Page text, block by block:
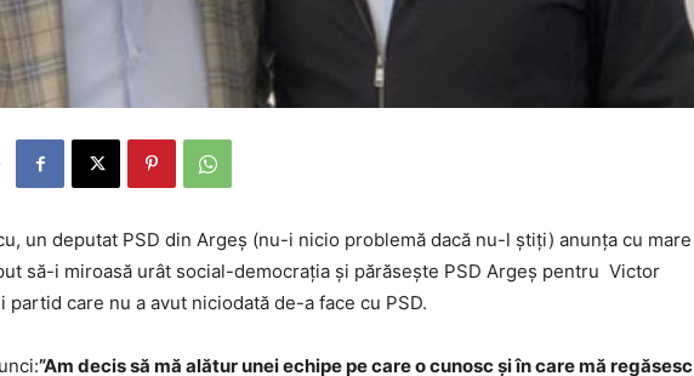
un deputat PSD din Argeș (nu-i nicio problemă dacă nu-l știți) anunța cu mare
să-i miroasă urât social-democrația și părăsește PSD Argeș pentru Victor
partid care nu a avut niciodată de-a face cu PSD.
”Am decis să mă alătur unei echipe pe care o cunosc şi în care mă regăsesc